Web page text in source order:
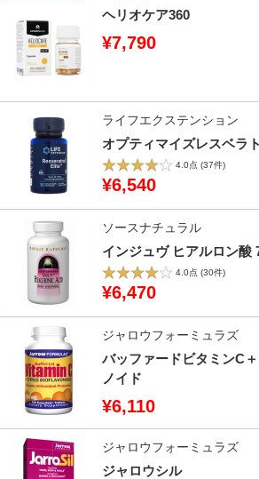
ヘリオケア360
¥7,790
ライフエクステンション
オプティマイズレスベラ
4.0点 (37件)
¥6,540
ソースナチュラル
インジュヴ ヒアルロン酸
4.0点 (30件)
¥6,470
ジャロウフォーミュラズ
バッファードビタミンC
ノイド
¥6,110
ジャロウフォーミュラズ
ジャロウシル